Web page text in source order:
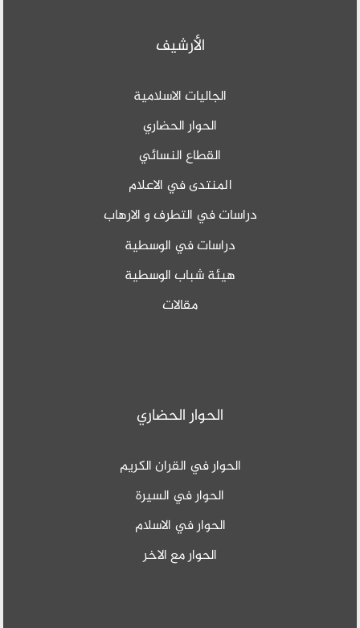
الأرشيف
الجاليات الاسلامية
الحوار الحضاري
القطاع النسائي
المنتدى في الاعلام
دراسات في التطرف و الارهاب
دراسات في الوسطية
هيئة شباب الوسطية
مقالات
الحوار الحضاري
الحوار في القران الكريم
الحوار في السيرة
الحوار في الاسلام
الحوار مع الاخر